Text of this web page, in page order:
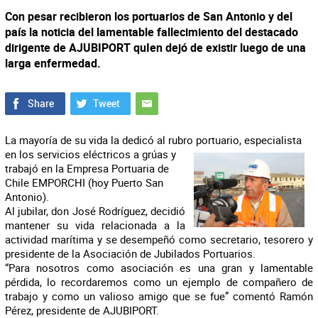
Con pesar recibieron los portuarios de San Antonio y del
país la noticia del lamentable fallecimiento del destacado
dirigente de AJUBIPORT quIen dejó de existir luego de una
larga enfermedad.
La mayoría de su vida la dedicó al rubro portuario, especialista
en los servicios eléctricos a grúas y
trabajó en la Empresa Portuaria de
Chile EMPORCHI (hoy Puerto San
Antonio).
Al jubilar, don José Rodríguez, decidió
mantener su vida relacionada a la
actividad marítima y se desempeñó como secretario, tesorero y
presidente de la Asociación de Jubilados Portuarios.
“Para nosotros como asociación es una gran y lamentable
pérdida, lo recordaremos como un ejemplo de compañero de
trabajo y como un valioso amigo que se fue” comentó Ramón
Pérez, presidente de AJUBIPORT.